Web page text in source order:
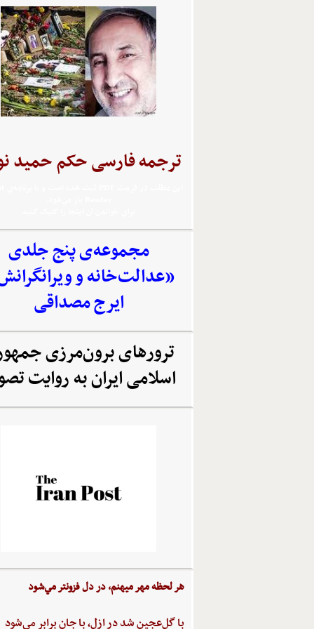
ترجمه فارسی حکم حمید
مجموعه‌‌ی پنج جلدی
«عدالت‌خانه و
ایرج مصداقی
ترورهای برون‌مرزی
اسلامی ایران به روایت
هر لحظه‌ مهر ميهنم،‌ در دل‌ فزونتر مي‌شود
با گل‌عجين‌ شد در ازل،‌ با جان‌ برابر مي‌شود